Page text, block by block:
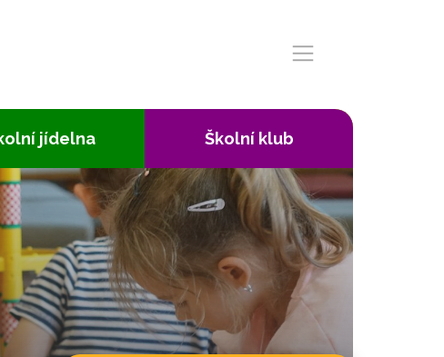
jídelna Školní klub